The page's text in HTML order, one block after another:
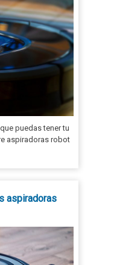
puedas tener tu
aspiradoras robot
aspiradoras